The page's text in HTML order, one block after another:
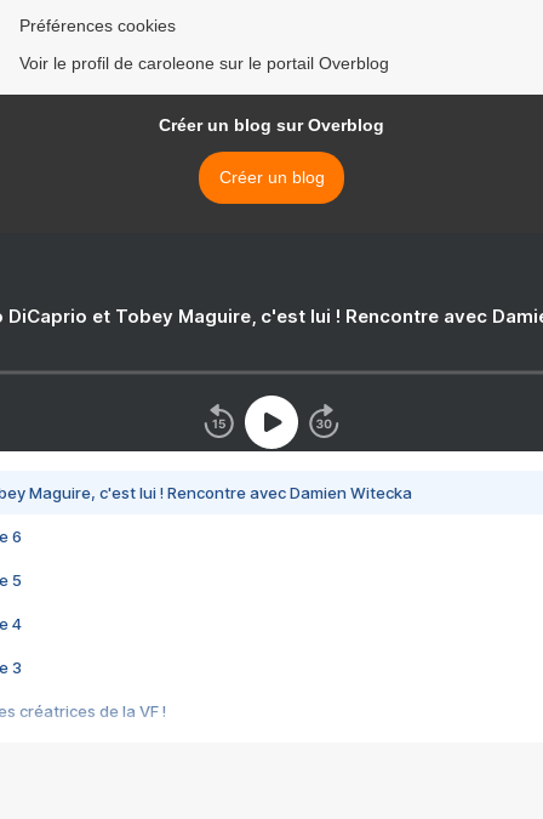
Préférences cookies
Voir le profil de caroleone sur le portail Overblog
Créer un blog sur Overblog
Créer un blog
DiCaprio et Tobey Maguire, c'est lui ! Rencontre avec
Maguire, c'est lui ! Rencontre avec Damien Witecka
6
5
4
3
créatrices de la VF !